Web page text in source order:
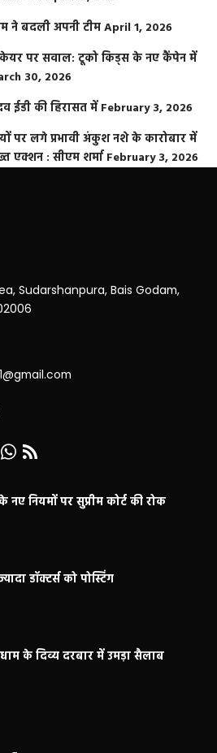
बदली अपनी टीमApril 1, 2026
पर सवाल: टूको किड्स के नए कैंपेन में
30, 2026
ईडी की हिरासत में February 3, 2026
पर लगे प्रभावी अंकुश नशे के कारोबार में
एक्शन : सीएम शर्मा February 3, 2026
Sudarshanpura, Bais Godam,
नए नियमों पर सुप्रीम कोर्ट की रोक
डॉक्टर्स को पोस्टिंग
धाम के दिव्य दरबार में उमड़ा सैलाब